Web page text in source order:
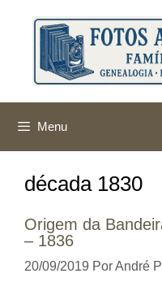
conteúdo
Menu
década 1830
Origem da
– 1836
20/09/2019 PorAndré